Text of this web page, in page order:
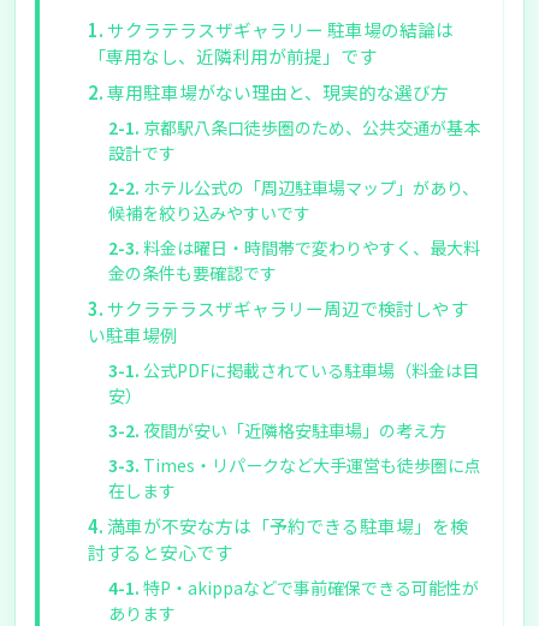
サクラテラスザギャラリー 駐車場の結論は
「専用なし、近隣利用が前提」です
専用駐車場がない理由と、現実的な選び方
京都駅八条口徒歩圏のため、公共交通が基本
設計です
ホテル公式の「周辺駐車場マップ」があり、
候補を絞り込みやすいです
料金は曜日・時間帯で変わりやすく、最大料
金の条件も要確認です
サクラテラスザギャラリー周辺で検討しやす
い駐車場例
公式PDFに掲載されている駐車場（料金は目
安）
夜間が安い「近隣格安駐車場」の考え方
Times・リパークなど大手運営も徒歩圏に点
在します
満車が不安な方は「予約できる駐車場」を検
討すると安心です
特P・akippaなどで事前確保できる可能性が
あります